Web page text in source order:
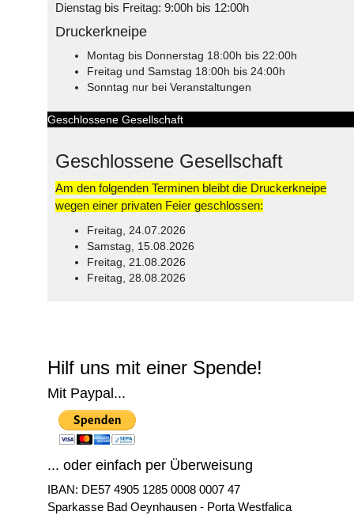
Dienstag bis Freitag: 9:00h bis 12:00h
Druckerkneipe
Montag bis Donnerstag 18:00h bis 22:00h
Freitag und Samstag 18:00h bis 24:00h
Sonntag nur bei Veranstaltungen
Geschlossene Gesellschaft
Geschlossene Gesellschaft
Am den folgenden Terminen bleibt die Druckerkneipe
wegen einer privaten Feier geschlossen:
Freitag, 24.07.2026
Samstag, 15.08.2026
Freitag, 21.08.2026
Freitag, 28.08.2026
Hilf uns mit einer Spende!
Mit Paypal...
... oder einfach per Überweisung
IBAN: DE57 4905 1285 0008 0007 47
Sparkasse Bad Oeynhausen - Porta Westfalica